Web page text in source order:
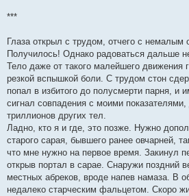
***
Глаза открыл с трудом, отчего с немалым
Получилось! Однако радоваться дальше
Тело даже от такого малейшего движения
резкой вспышкой боли. С трудом стон
попал в избитого до полусмерти парня, и
сигнал совпадения с моими
триллионов других тел.
Ладно, кто я и где, это позже. Нужно
старого сарая, бывшего ранее овчарней,
что мне нужно на первое время. Закинул
открыв портал в сарае. Снаружи поздний
местных абреков, вроде напев намаза. В
недалеко старческим фальцетом. Скоро